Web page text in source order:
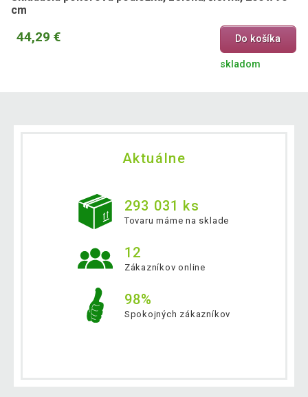
cm
44,29 € Do košíka
skladom
Aktuálne
293 031 ks
Tovaru máme na sklade
12
Zákazníkov online
98%
Spokojných zákazníkov